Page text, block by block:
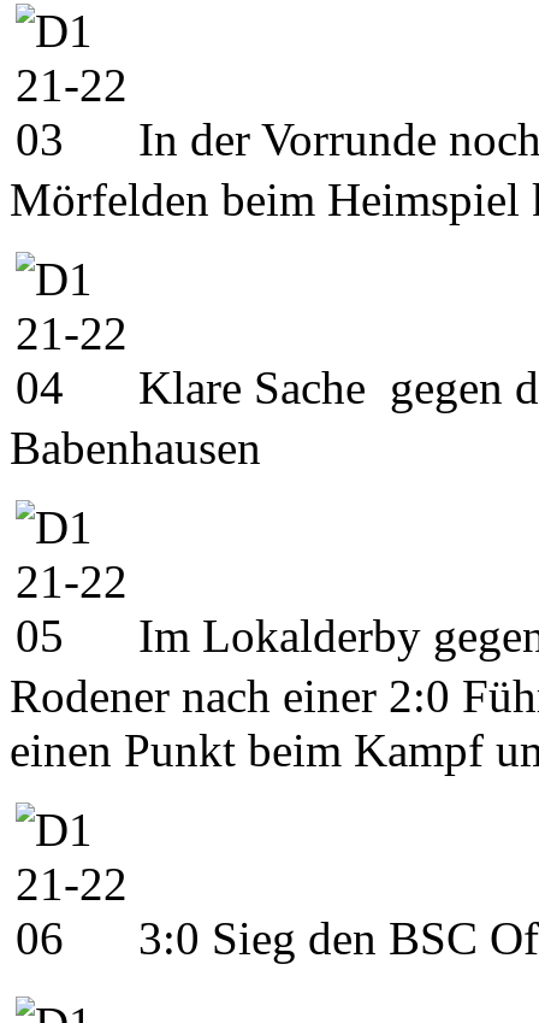
In der Vorrunde
Mörfelden beim Heimspiel
Klare Sache gegen
Babenhausen
Im Lokalderby
Rodener nach einer 2:0
einen Punkt beim Kampf
3:0 Sieg den BSC